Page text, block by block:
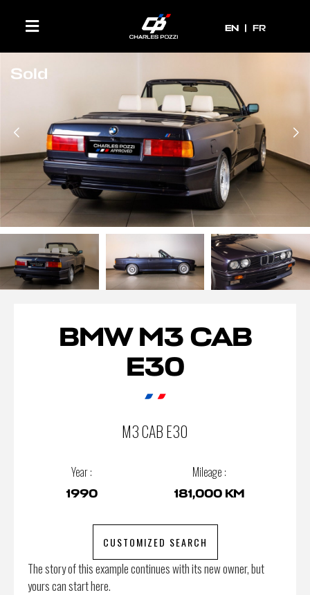
EN
EN FR
Sold
BMW M3 CAB
E30
M3 CAB E30
Year :
1990
Mileage :
181,000 KM
CUSTOMIZED SEARCH
The story of this example continues with its new owner, but
yours can start here.